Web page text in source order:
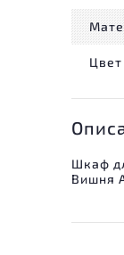
Цвет
Шкаф
Вишня